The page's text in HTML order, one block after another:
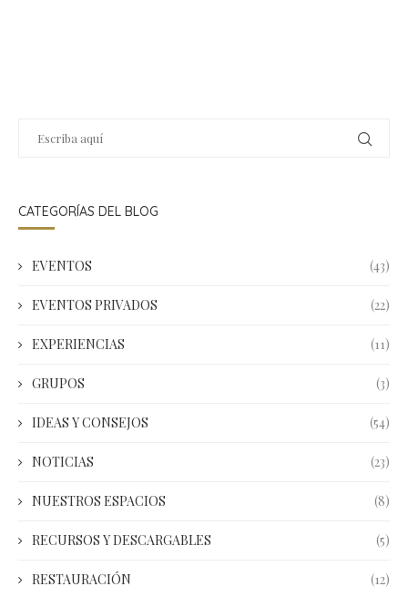
CATEGORÍAS DEL BLOG
EVENTOS (43)
EVENTOS PRIVADOS (22)
EXPERIENCIAS (11)
GRUPOS (3)
IDEAS Y CONSEJOS (54)
NOTICIAS (23)
NUESTROS ESPACIOS (8)
RECURSOS Y DESCARGABLES (5)
RESTAURACIÓN (12)